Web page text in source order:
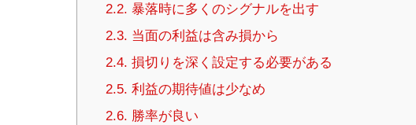
2.2. 暴落時に多くのシグナルを出す
2.3. 当面の利益は含み損から
2.4. 損切りを深く設定する必要がある
2.5. 利益の期待値は少なめ
2.6. 勝率が良い